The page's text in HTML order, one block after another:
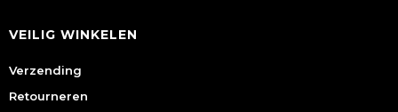
VEILIG WINKELEN
Verzending
Retourneren